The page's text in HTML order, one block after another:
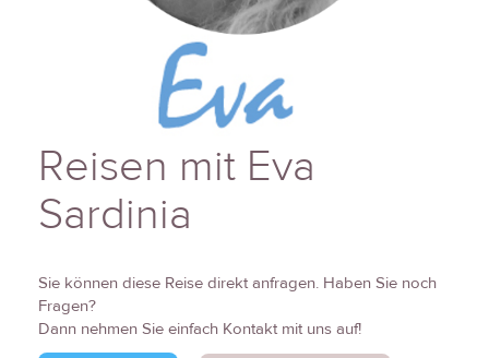
Reisen mit Eva
Sardinia
Sie können diese Reise direkt anfragen. Haben Sie noch
Fragen?
Dann nehmen Sie einfach Kontakt mit uns auf!